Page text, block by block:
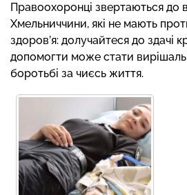
Правоохоронці звертаються до
Хмельниччини, які не мають
здоров’я: долучайтеся до здачі
допомогти може стати
боротьбі за чиєсь життя.